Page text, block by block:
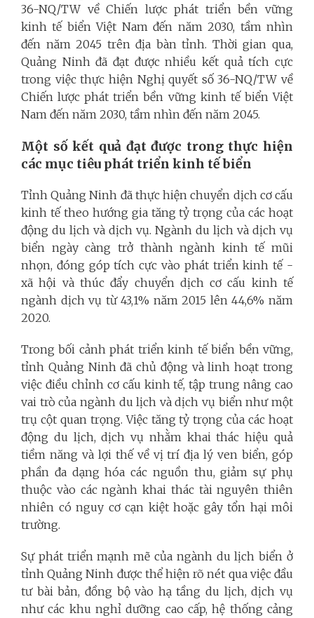
36-NQ/TW về Chiến lược phát triển bền vững
kinh tế biển Việt Nam đến năm 2030, tầm nhìn
đến năm 2045 trên địa bàn tỉnh. Thời gian qua,
Quảng Ninh đã đạt được nhiều kết quả tích cực
trong việc thực hiện Nghị quyết số 36-NQ/TW về
Chiến lược phát triển bền vững kinh tế biển Việt
Nam đến năm 2030, tầm nhìn đến năm 2045.
Một số kết quả đạt được trong thực hiện
các mục tiêu phát triển kinh tế biển
Tỉnh Quảng Ninh đã thực hiện chuyển dịch cơ cấu
kinh tế theo hướng gia tăng tỷ trọng của các hoạt
động du lịch và dịch vụ. Ngành du lịch và dịch vụ
biển ngày càng trở thành ngành kinh tế mũi
nhọn, đóng góp tích cực vào phát triển kinh tế -
xã hội và thúc đẩy chuyển dịch cơ cấu kinh tế
ngành dịch vụ từ 43,1% năm 2015 lên 44,6% năm
2020.
Trong bối cảnh phát triển kinh tế biển bền vững,
tỉnh Quảng Ninh đã chủ động và linh hoạt trong
việc điều chỉnh cơ cấu kinh tế, tập trung nâng cao
vai trò của ngành du lịch và dịch vụ biển như một
trụ cột quan trọng. Việc tăng tỷ trọng của các hoạt
động du lịch, dịch vụ nhằm khai thác hiệu quả
tiềm năng và lợi thế về vị trí địa lý ven biển, góp
phần đa dạng hóa các nguồn thu, giảm sự phụ
thuộc vào các ngành khai thác tài nguyên thiên
nhiên có nguy cơ cạn kiệt hoặc gây tổn hại môi
trường.
Sự phát triển mạnh mẽ của ngành du lịch biển ở
tỉnh Quảng Ninh được thể hiện rõ nét qua việc đầu
tư bài bản, đồng bộ vào hạ tầng du lịch, dịch vụ
như các khu nghỉ dưỡng cao cấp, hệ thống cảng